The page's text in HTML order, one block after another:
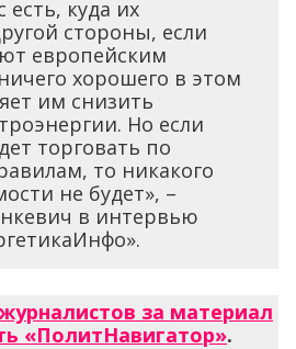
есть, куда их
стороны, если
европейским
хорошего в этом
им снизить
Но если
торговать по
то никакого
не будет», –
в интервью
за материал
«ПолитНавигатор».